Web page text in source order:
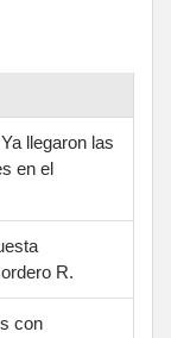
llegaron las
en el
R.
con